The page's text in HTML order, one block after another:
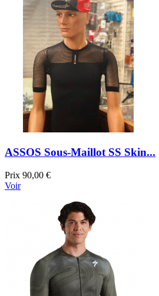
ASSOS Sous-Maillot SS Skin...
Prix 90,00 €
Voir